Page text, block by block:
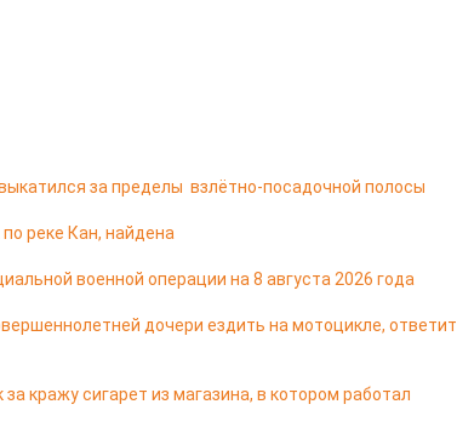
за пределы взлётно-посадочной полосы
реке Кан, найдена
военной операции на 8 августа 2026 года
дочери ездить на мотоцикле, ответит
кражу сигарет из магазина, в котором работал